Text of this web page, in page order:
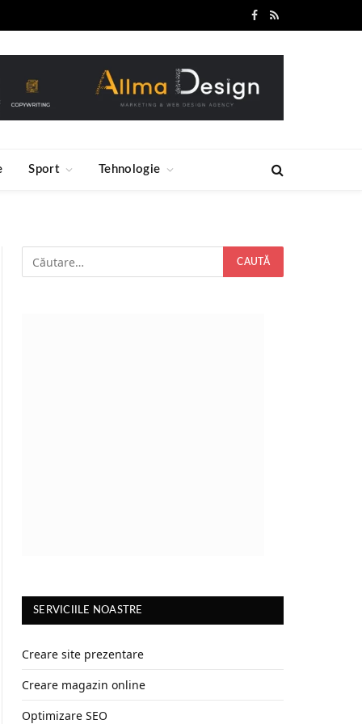
Facebook
RSS
Sport Tehnologie
SERVICIILE NOASTRE
Creare site prezentare
Creare magazin online
Optimizare SEO